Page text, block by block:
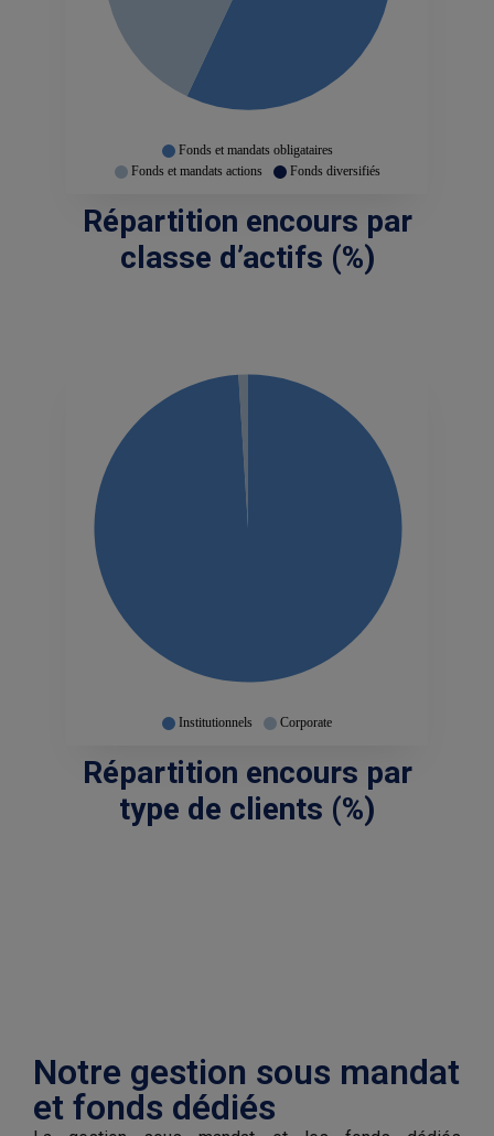
Fonds et mandats obligataires
Fonds et mandats actions
Fonds diversifiés
Répartition encours par
classe d’actifs (%)
Institutionnels Corporate
Répartition encours par
type de clients (%)
Notre gestion sous mandat
et fonds dédiés